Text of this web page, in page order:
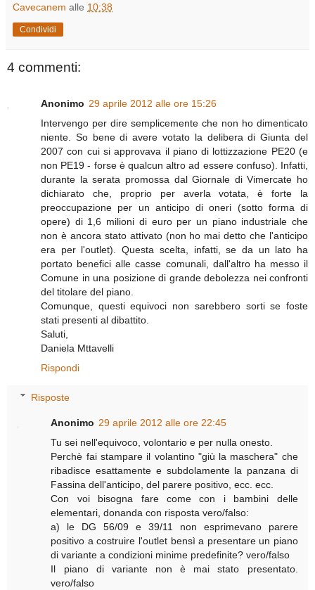
Cavecanem alle 10:38
Condividi
4 commenti:
Anonimo 29 aprile 2012 alle ore 15:26
Intervengo per dire semplicemente che non ho dimenticato
niente. So bene di avere votato la delibera di Giunta del
2007 con cui si approvava il piano di lottizzazione PE20 (e
non PE19 - forse è qualcun altro ad essere confuso). Infatti,
durante la serata promossa dal Giornale di Vimercate ho
dichiarato che, proprio per averla votata, è forte la
preoccupazione per un anticipo di oneri (sotto forma di
opere) di 1,6 milioni di euro per un piano industriale che
non è ancora stato attivato (non ho mai detto che l'anticipo
era per l'outlet). Questa scelta, infatti, se da un lato ha
portato benefici alle casse comunali, dall'altro ha messo il
Comune in una posizione di grande debolezza nei confronti
del titolare del piano.
Comunque, questi equivoci non sarebbero sorti se foste
stati presenti al dibattito.
Saluti,
Daniela Mttavelli
Rispondi
Risposte
Anonimo 29 aprile 2012 alle ore 22:45
Tu sei nell'equivoco, volontario e per nulla onesto.
Perchè fai stampare il volantino "giù la maschera" che
ribadisce esattamente e subdolamente la panzana di
Fassina dell'anticipo, del parere positivo, ecc. ecc.
Con voi bisogna fare come con i bambini delle
elementari, donanda con risposta vero/falso:
a) le DG 56/09 e 39/11 non esprimevano parere
positivo a costruire l'outlet bensì a presentare un piano
di variante a condizioni minime predefinite? vero/falso
Il piano di variante non è mai stato presentato.
vero/falso